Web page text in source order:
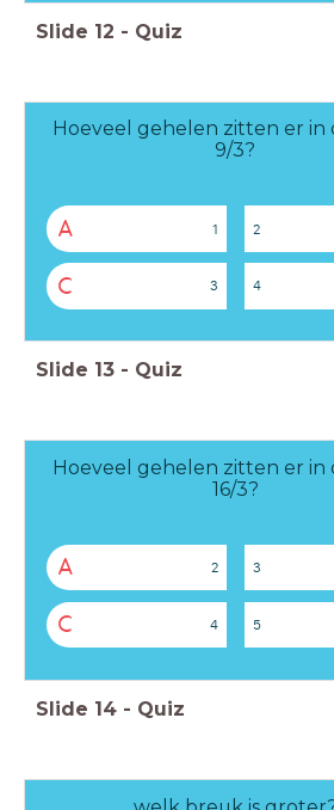
Slide 12 - Quiz
Hoeveel gehelen zitten er in
9/3?
A 1 2
C 3 4
Slide 13 - Quiz
Hoeveel gehelen zitten er in
16/3?
A 2 3
C 4 5
Slide 14 - Quiz